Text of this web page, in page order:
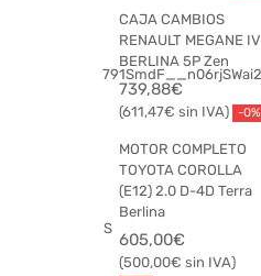
CAJA CAMBIOS
RENAULT MEGANE IV
BERLINA 5P Zen
739,88€
611,47€ -0%
MOTOR COMPLETO
TOYOTA COROLLA
(E12) 2.0 D-4D Terra
Berlina
605,00€
500,00€